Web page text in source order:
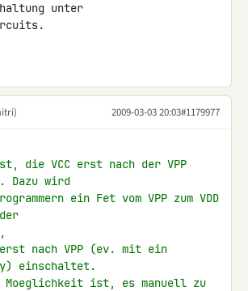
unter
2009-03-03 20:03#1179977
die VCC erst nach der VPP
Dazu wird
ein Fet vom VPP zum VDD
erst nach VPP (ev. mit ein
einschaltet.
Moeglichkeit ist, es manuell zu